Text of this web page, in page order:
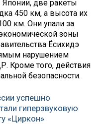
две ракеты
450 км, а высота их
км. Они упали за
зоны
Ёсихидэ
нарушением
Кроме того, действия
безопасности.
успешно
гиперзвуковую
«Циркон»